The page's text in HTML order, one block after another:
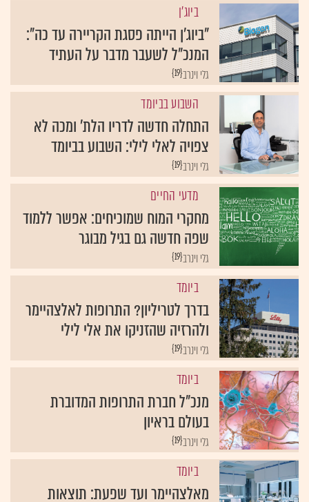
ביוג'ן
"ביוג'ן הייתה פסגת הקריירה עד כה":
המנכ"ל לשעבר מדבר על העתיד
{19}גלי וינרב
השבוע בביומד
התחלה חדשה לדריו הלת' ומכה לא
צפויה לאלי לילי: השבוע בביומד
{19}גלי וינרב
מדעי החיים
מחקרי המוח שמוכיחים: אפשר ללמוד
שפה חדשה גם בגיל מבוגר
{19}גלי וינרב
ביומד
בדרך לטריליון? התרופות לאלצהיימר
ולהרזיה שהזניקו את אלי לילי
{19}גלי וינרב
ביומד
מנכ"ל חברת התרופות המדוברת
בעולם בראיון
{19}גלי וינרב
ביומד
מאלצהיימר ועד שפעת: תוצאות